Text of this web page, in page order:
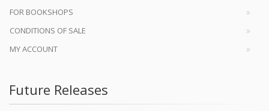
FOR BOOKSHOPS
CONDITIONS OF SALE
MY ACCOUNT
Future Releases